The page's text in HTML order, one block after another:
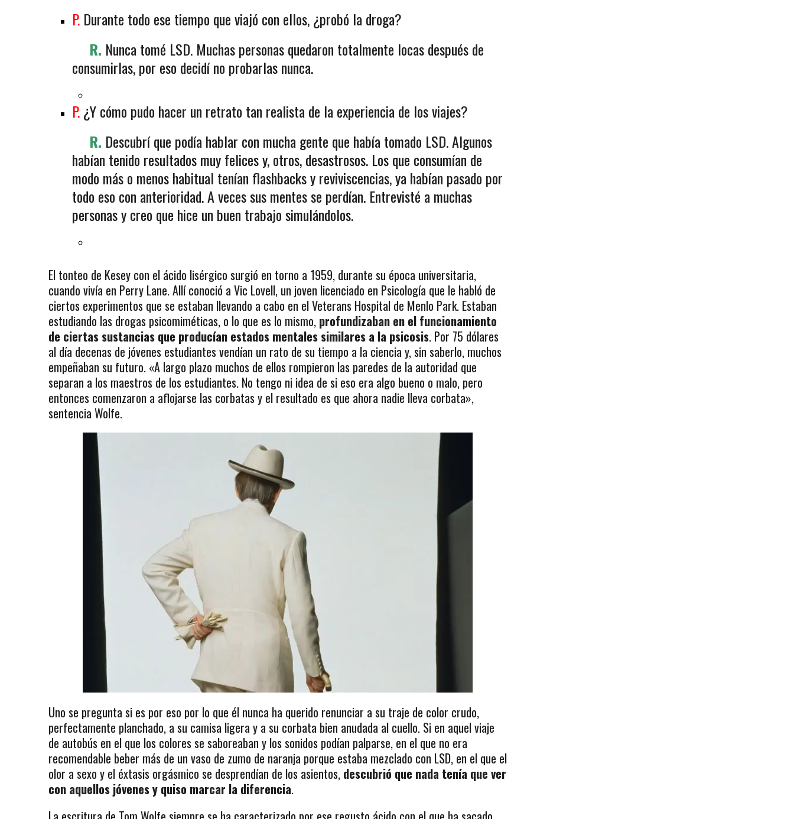
P. Durante todo ese tiempo que viajó con ellos, ¿probó la droga?
R. Nunca tomé LSD. Muchas personas quedaron totalmente locas después de
consumirlas, por eso decidí no probarlas nunca.
P.¿Y cómo pudo hacer un retrato tan realista de la experiencia de los viajes?
R. Descubrí que podía hablar con mucha gente que había tomado LSD. Algunos
habían tenido resultados muy felices y, otros, desastrosos. Los que consumían de
modo más o menos habitual tenían flashbacks y reviviscencias, ya habían pasado por
todo eso con anterioridad. A veces sus mentes se perdían. Entrevisté a muchas
personas y creo que hice un buen trabajo simulándolos.
El tonteo de Kesey con el ácido lisérgico surgió en torno a 1959, durante su época universitaria,
cuando vivía en Perry Lane. Allí conoció a Vic Lovell, un joven licenciado en Psicología que le habló de
ciertos experimentos que se estaban llevando a cabo en el Veterans Hospital de Menlo Park. Estaban
estudiando las drogas psicomiméticas, o lo que es lo mismo, profundizaban en el funcionamiento
de ciertas sustancias que producían estados mentales similares a la psicosis. Por 75 dólares
al día decenas de jóvenes estudiantes vendían un rato de su tiempo a la ciencia y, sin saberlo, muchos
empeñaban su futuro. «A largo plazo muchos de ellos rompieron las paredes de la autoridad que
separan a los maestros de los estudiantes. No tengo ni idea de si eso era algo bueno o malo, pero
entonces comenzaron a aflojarse las corbatas y el resultado es que ahora nadie lleva corbata»,
sentencia Wolfe.
Uno se pregunta si es por eso por lo que él nunca ha querido renunciar a su traje de color crudo,
perfectamente planchado, a su camisa ligera y a su corbata bien anudada al cuello. Si en aquel viaje
de autobús en el que los colores se saboreaban y los sonidos podían palparse, en el que no era
recomendable beber más de un vaso de zumo de naranja porque estaba mezclado con LSD, en el que el
olor a sexo y el éxtasis orgásmico se desprendían de los asientos, descubrió que nada tenía que ver
con aquellos jóvenes y quiso marcar la diferencia.